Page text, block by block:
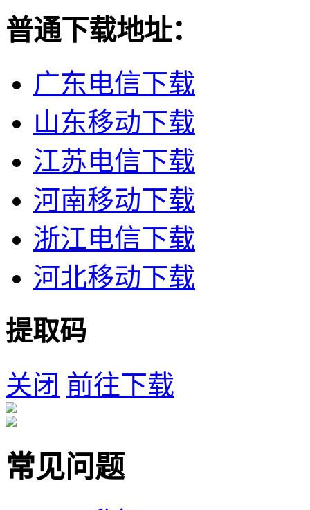
普通下载地址：
广东电信下载
山东移动下载
江苏电信下载
河南移动下载
浙江电信下载
河北移动下载
提取码
关闭 前往下载
常见问题